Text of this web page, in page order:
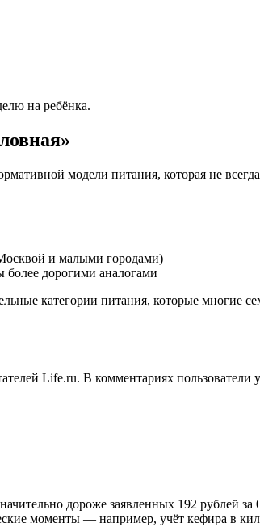
на ребёнка.
модели питания, которая не
и малыми городами)
дорогими аналогами
категории питания, которые
Life.ru. В комментариях
дороже заявленных 192 рублей
моменты — например, учёт кефира в